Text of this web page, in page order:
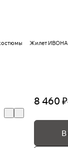
Жилет ИВОНА
8 460 ₽
В